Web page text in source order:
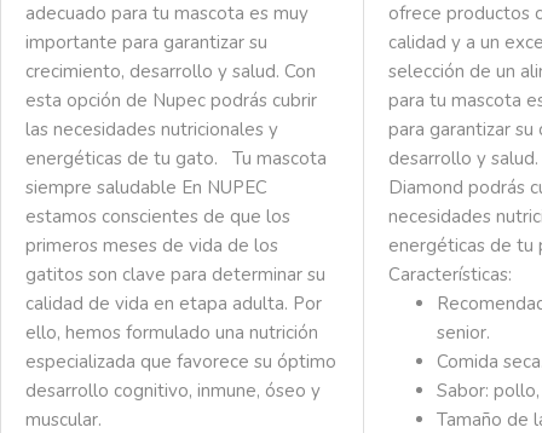
adecuado para tu mascota es muy
importante para garantizar su
crecimiento, desarrollo y salud. Con
esta opción de Nupec podrás cubrir
las necesidades nutricionales y
energéticas de tu gato. Tu mascota
siempre saludable En NUPEC
estamos conscientes de que los
primeros meses de vida de los
gatitos son clave para determinar su
calidad de vida en etapa adulta. Por
ello, hemos formulado una nutrición
especializada que favorece su óptimo
desarrollo cognitivo, inmune, óseo y
muscular.
ofrece productos
calidad y a un
selección de un
para tu mascota
para garantizar su
desarrollo y
Diamond podrás
necesidades
energéticas de
Características:
senior.
Comida
Sabor:
Tamaño de